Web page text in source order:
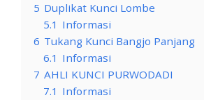
5 Duplikat Kunci Lombe
5.1 Informasi
6 Tukang Kunci Bangjo Panjang
6.1 Informasi
7 AHLI KUNCI PURWODADI
7.1 Informasi